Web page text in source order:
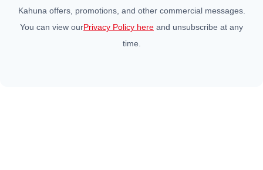
Kahuna offers, promotions, and other commercial messages.
You can view ourPrivacy Policy here and unsubscribe at any
time.